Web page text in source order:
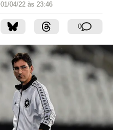
01/04/22 às 23:46
0